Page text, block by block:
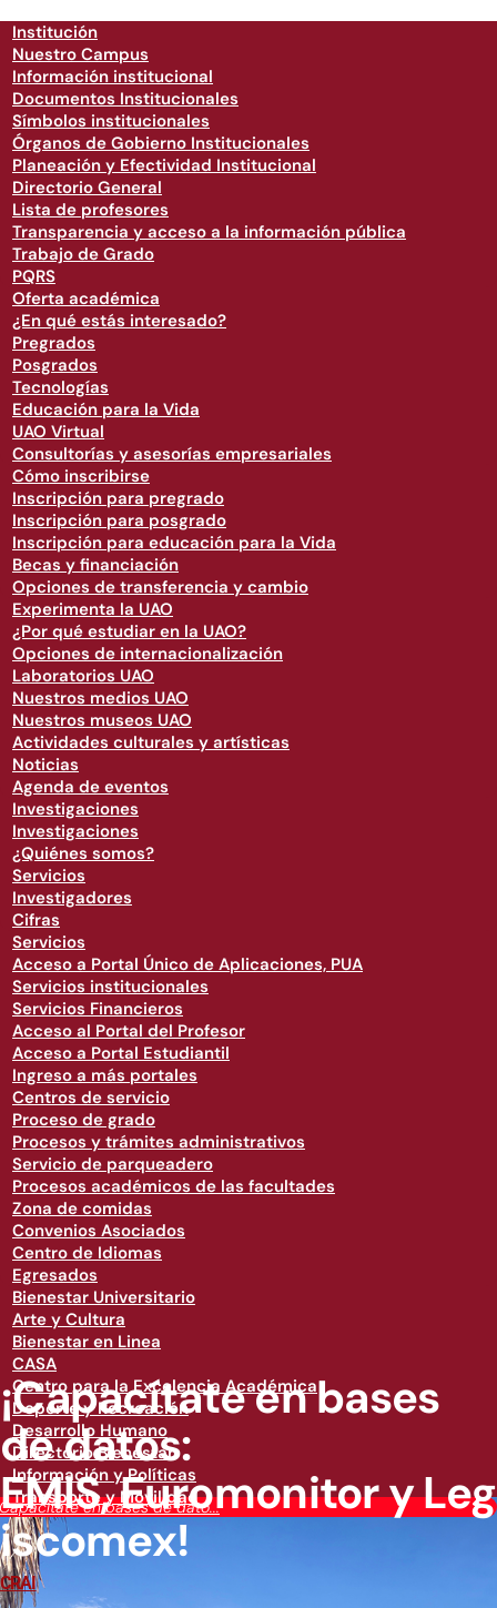
Institución
Nuestro Campus
Información institucional
Documentos Institucionales
Símbolos institucionales
Órganos de Gobierno Institucionales
Planeación y Efectividad Institucional
Directorio General
Lista de profesores
Transparencia y acceso a la información pública
Trabajo de Grado
PQRS
Oferta académica
¿En qué estás interesado?
Pregrados
Posgrados
Tecnologías
Educación para la Vida
UAO Virtual
Consultorías y asesorías empresariales
Cómo inscribirse
Inscripción para pregrado
Inscripción para posgrado
Inscripción para educación para la Vida
Becas y financiación
Opciones de transferencia y cambio
Experimenta la UAO
¿Por qué estudiar en la UAO?
Opciones de internacionalización
Laboratorios UAO
Nuestros medios UAO
Nuestros museos UAO
Actividades culturales y artísticas
Noticias
Agenda de eventos
Investigaciones
Investigaciones
¿Quiénes somos?
Servicios
Investigadores
Cifras
Servicios
Acceso a Portal Único de Aplicaciones, PUA
Servicios institucionales
Servicios Financieros
Acceso al Portal del Profesor
Acceso a Portal Estudiantil
Ingreso a más portales
Centros de servicio
Proceso de grado
Procesos y trámites administrativos
Servicio de parqueadero
Procesos académicos de las facultades
Zona de comidas
Convenios Asociados
Centro de Idiomas
Egresados
Bienestar Universitario
Arte y Cultura
Bienestar en Linea
CASA
Centro para la Excelencia Académica
Deporte y Recreación
Desarrollo Humano
Directorio Bienestar
Información y Políticas
Transporte y Movilidad
en bases de dato...
¡Capacítate en bases
de datos:
EMIS, Euromonitor y Leg
iscomex!
CRAI